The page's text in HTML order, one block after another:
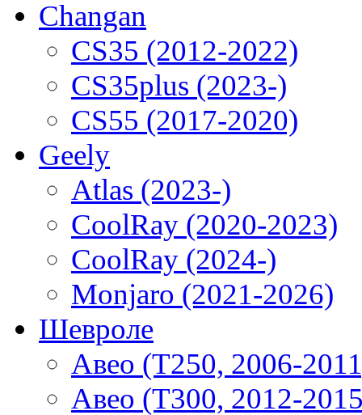
Changan
CS35 (2012-2022)
CS35plus (2023-)
CS55 (2017-2020)
Geely
Atlas (2023-)
CoolRay (2020-2023)
CoolRay (2024-)
Monjaro (2021-2026)
Шевроле
Авео (T250, 2006-
Авео (T300, 2012-